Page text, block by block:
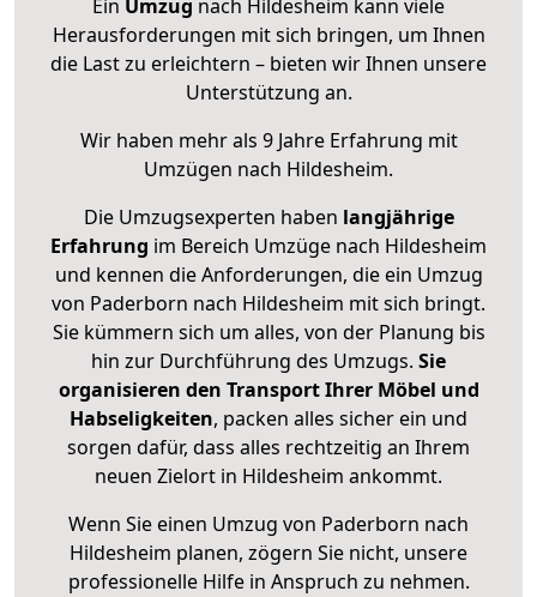
Ein Umzug nach Hildesheim kann viele
Herausforderungen mit sich bringen, um Ihnen
die Last zu erleichtern – bieten wir Ihnen unsere
Unterstützung an.
Wir haben mehr als 9 Jahre Erfahrung mit
Umzügen nach Hildesheim.
Die Umzugsexperten haben langjährige
Erfahrung im Bereich Umzüge nach Hildesheim
und kennen die Anforderungen, die ein Umzug
von Paderborn nach Hildesheim mit sich bringt.
Sie kümmern sich um alles, von der Planung bis
hin zur Durchführung des Umzugs. Sie
organisieren den Transport Ihrer Möbel und
Habseligkeiten, packen alles sicher ein und
sorgen dafür, dass alles rechtzeitig an Ihrem
neuen Zielort in Hildesheim ankommt.
Wenn Sie einen Umzug von Paderborn nach
Hildesheim planen, zögern Sie nicht, unsere
professionelle Hilfe in Anspruch zu nehmen.